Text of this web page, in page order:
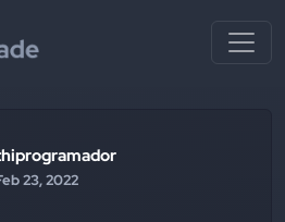
23, 2022